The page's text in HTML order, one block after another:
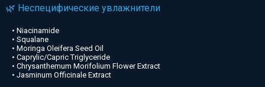
🌿 Неспецифические увлажнители
• Niacinamide
• Squalane
• Moringa Oleifera Seed Oil
• Caprylic/Capric Triglyceride
• Chrysanthemum Morifolium Flower Extract
• Jasminum Officinale Extract